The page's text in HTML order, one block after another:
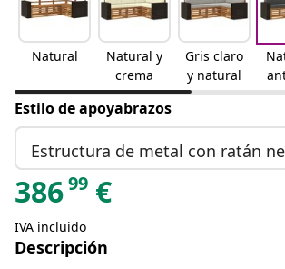
Natural
Natural y
crema
Gris claro
y natural
Estilo de apoyabrazos
Estructura de metal con ratán
38699 €
IVA incluido
Descripción